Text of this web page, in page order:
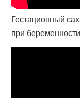
Гестационный
при